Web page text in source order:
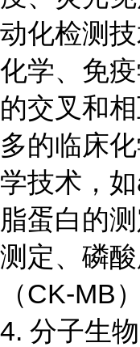
动化检测
化学、免
的交叉和
多的临床
学技术，
脂蛋白的
测定、磷
（CK-MB
4. 分子生